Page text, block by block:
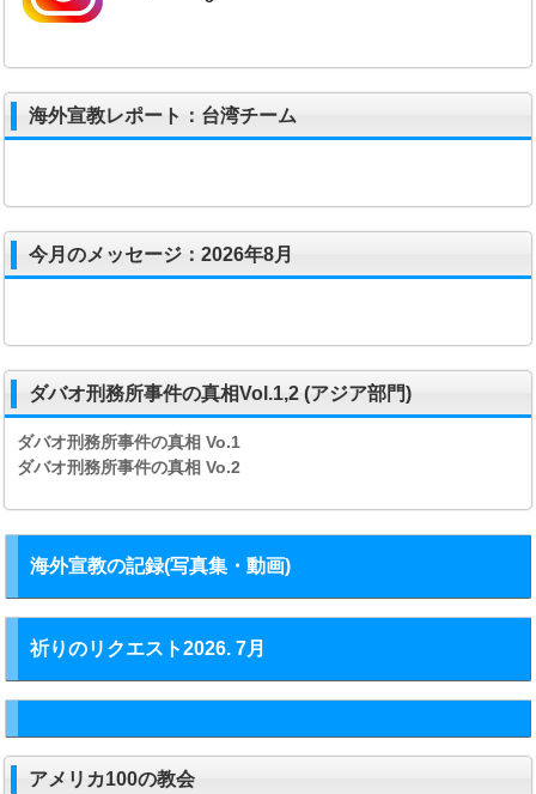
海外宣教レポート：台湾チーム
今月のメッセージ：2026年8月
ダバオ刑務所事件の真相Vol.1,2 (アジア部門)
ダバオ刑務所事件の真相Vo.1
ダバオ刑務所事件の真相Vo.2
海外宣教の記録(写真集・動画)
祈りのリクエスト2026. 7月
アメリカ100の教会